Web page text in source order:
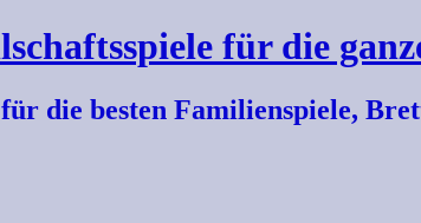
für die
die besten Familienspiele,